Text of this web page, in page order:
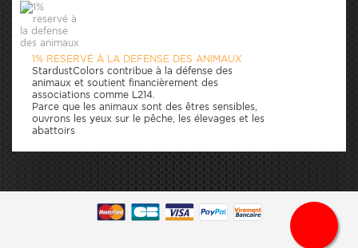
1% RESERVÉ À LA DEFENSE DES ANIMAUX
StardustColors contribue à la défense des
animaux et soutient financièrement des
associations comme L214.
Parce que les animaux sont des êtres sensibles,
ouvrons les yeux sur le pêche, les élevages et les
abattoirs